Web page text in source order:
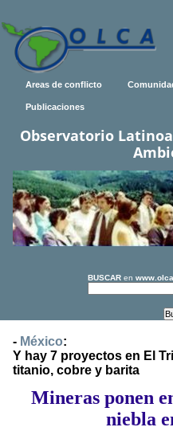
Areas de conflicto
Publicaciones
Observatorio
BUSCAR en
- México:
Y hay 7 proyectos en El
titanio, cobre y barita
Mineras ponen
niebla